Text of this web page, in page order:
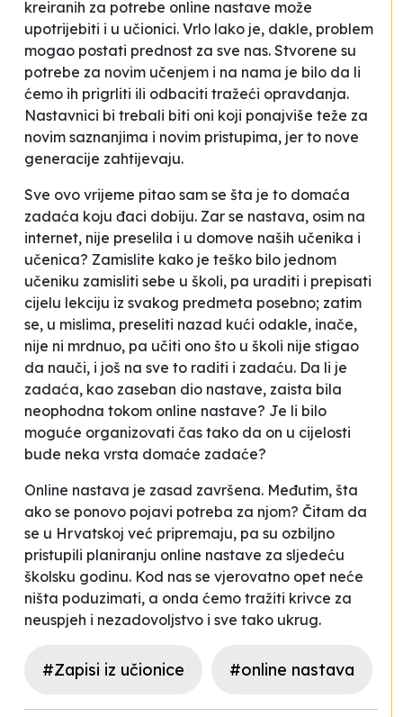
kreiranih za potrebe online nastave može
upotrijebiti i u učionici. Vrlo lako je, dakle, problem
mogao postati prednost za sve nas. Stvorene su
potrebe za novim učenjem i na nama je bilo da li
ćemo ih prigrliti ili odbaciti tražeći opravdanja.
Nastavnici bi trebali biti oni koji ponajviše teže za
novim saznanjima i novim pristupima, jer to nove
generacije zahtijevaju.
Sve ovo vrijeme pitao sam se šta je to domaća
zadaća koju đaci dobiju. Zar se nastava, osim na
internet, nije preselila i u domove naših učenika i
učenica? Zamislite kako je teško bilo jednom
učeniku zamisliti sebe u školi, pa uraditi i prepisati
cijelu lekciju iz svakog predmeta posebno; zatim
se, u mislima, preseliti nazad kući odakle, inače,
nije ni mrdnuo, pa učiti ono što u školi nije stigao
da nauči, i još na sve to raditi i zadaću. Da li je
zadaća, kao zaseban dio nastave, zaista bila
neophodna tokom online nastave? Je li bilo
moguće organizovati čas tako da on u cijelosti
bude neka vrsta domaće zadaće?
Online nastava je zasad završena. Međutim, šta
ako se ponovo pojavi potreba za njom? Čitam da
se u Hrvatskoj već pripremaju, pa su ozbiljno
pristupili planiranju online nastave za sljedeću
školsku godinu. Kod nas se vjerovatno opet neće
ništa poduzimati, a onda ćemo tražiti krivce za
neuspjeh i nezadovoljstvo i sve tako ukrug.
#Zapisi iz učionice #online nastava